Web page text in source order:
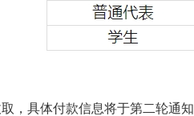
，具体付款信息将于第二轮通